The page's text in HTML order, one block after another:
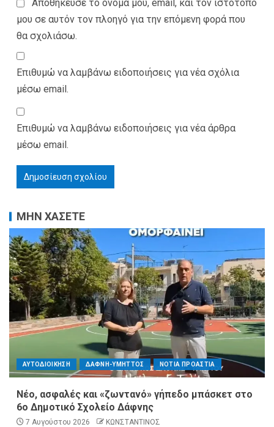
Αποθήκευσε το όνομά μου, email, και τον ιστότοπο
μου σε αυτόν τον πλοηγό για την επόμενη φορά που
θα σχολιάσω.
Επιθυμώ να λαμβάνω ειδοποιήσεις για νέα σχόλια
μέσω email.
Επιθυμώ να λαμβάνω ειδοποιήσεις για νέα άρθρα
μέσω email.
ΜΗΝ ΧΑΣΕΤΕ
ΑΥΤΟΔΙΟΙΚΗΣΗ ΔΑΦΝΗ-ΥΜΗΤΤΟΣ ΝΟΤΙΑ ΠΡΟΑΣΤΙΑ
Νέο, ασφαλές και «ζωντανό» γήπεδο μπάσκετ στο
6ο Δημοτικό Σχολείο Δάφνης
7 Αυγούστου 2026 ΚΩΝΣΤΑΝΤΙΝΟΣ